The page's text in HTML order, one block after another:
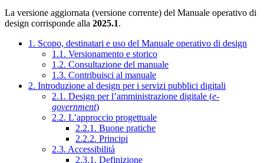
La versione aggiornata (versione corrente) del Manuale operativo di
design corrisponde alla 2025.1.
1. Scopo, destinatari e uso del Manuale operativo di design
1.1. Versionamento e storico
1.2. Consultazione del manuale
1.3. Contribuisci al manuale
2. Introduzione al design per i servizi pubblici digitali
2.1. Design per l’amministrazione digitale (e-
government)
2.2. L’approccio progettuale
2.2.1. Buone pratiche
2.2.2. Principi
2.3. Accessibilità
2.3.1. Definizione